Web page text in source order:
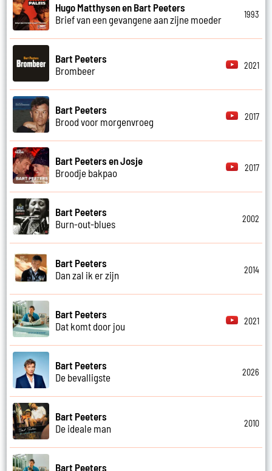
Hugo Matthysen en Bart Peeters
Brief van een gevangene aan zijne moeder
1993
Bart Peeters
Brombeer
2021
Bart Peeters
Brood voor morgenvroeg
2017
Bart Peeters en Josje
Broodje bakpao
2017
Bart Peeters
Burn-out-blues
2002
Bart Peeters
Dan zal ik er zijn
2014
Bart Peeters
Dat komt door jou
2021
Bart Peeters
De bevalligste
2026
Bart Peeters
De ideale man
2010
Bart Peeters